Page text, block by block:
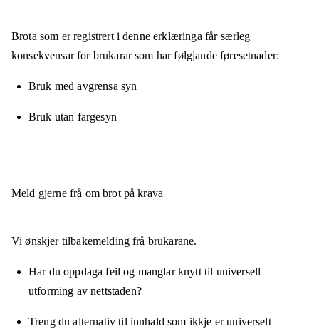
Brota som er registrert i denne erklæringa får særleg
konsekvensar for brukarar som har følgjande føresetnader:
Bruk med avgrensa syn
Bruk utan fargesyn
Meld gjerne frå om brot på krava
Vi ønskjer tilbakemelding frå brukarane.
Har du oppdaga feil og manglar knytt til universell
utforming av nettstaden?
Treng du alternativ til innhald som ikkje er universelt